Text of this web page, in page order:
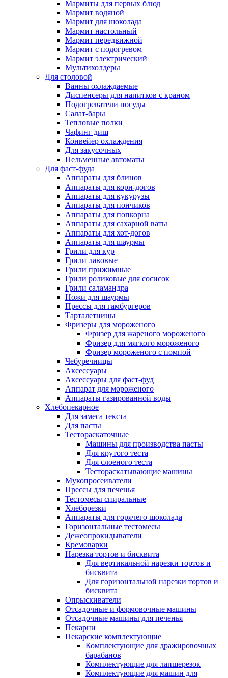
Мармиты для первых блюд
Мармит водяной
Мармит для шоколада
Мармит настольный
Мармит передвижной
Мармит с подогревом
Мармит электрический
Мультихолдеры
Для столовой
Ванны охлаждаемые
Диспенсеры для напитков с краном
Подогреватели посуды
Салат-бары
Тепловые полки
Чафинг диш
Конвейер охлаждения
Для закусочных
Пельменные автоматы
Для фаст-фуда
Аппараты для блинов
Аппараты для корн-догов
Аппараты для кукурузы
Аппараты для пончиков
Аппараты для попкорна
Аппараты для сахарной ваты
Аппараты для хот-догов
Аппараты для шаурмы
Грили для кур
Грили лавовые
Грили прижимные
Грили роликовые для сосисок
Грили саламандра
Ножи для шаурмы
Прессы для гамбургеров
Тарталетницы
Фризеры для мороженого
Фризер для жареного мороженого
Фризер для мягкого мороженого
Фризер мороженого с помпой
Чебуречницы
Аксессуары
Аксессуары для фаст-фуд
Аппарат для мороженого
Аппараты газированной воды
Хлебопекарное
Для замеса текста
Для пасты
Тестораскаточные
Машины для производства пасты
Для крутого теста
Для слоеного теста
Тестораскатывающие машины
Мукопросеиватели
Прессы для печенья
Тестомесы спиральные
Хлеборезки
Аппараты для горячего шоколада
Горизонтальные тестомесы
Дежеопрокидыватели
Кремоварки
Нарезка тортов и бисквита
Для вертикальной нарезки тортов и
бисквита
Для горизонтальной нарезки тортов и
бисквита
Опрыскиватели
Отсадочные и формовочные машины
Отсадочные машины для печенья
Пекарни
Пекарские комплектующие
Комплектующие для дражировочных
барабанов
Комплектующие для лапшерезок
Комплектующие для машин для